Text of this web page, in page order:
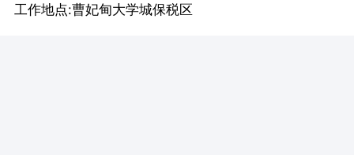
工作地点:曹妃甸大学城保税区